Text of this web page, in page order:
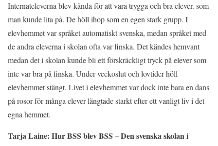
Internateleverna blev kända för att vara trygga och bra elever. som
man kunde lita på. De höll ihop som en egen stark grupp. I
elevhemmet var språket automatiskt svenska, medan språket med
de andra eleverna i skolan ofta var finska. Det kändes hemvant
medan det i skolan kunde bli ett förskräckligt tryck på elever som
inte var bra på finska. Under veckoslut och lovtider höll
elevhemmet stängt. Livet i elevhemmet var dock inte bara en dans
på rosor för många elever längtade starkt efter ett vanligt liv i det
egna hemmet.
Tarja Laine: Hur BSS blev BSS – Den svenska skolan i